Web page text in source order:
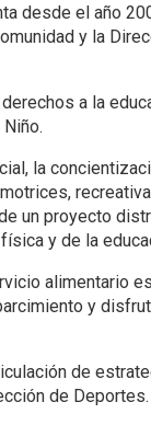
desde el año
y la
a la
la
un proyecto
y de la
alimentario
y
de
de Deportes.